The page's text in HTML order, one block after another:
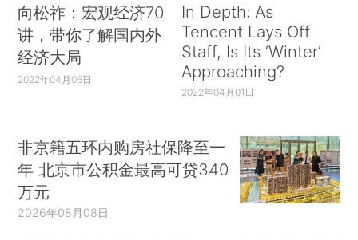
向松祚：宏观经济70
讲，带你了解国内外
经济大局
2022年04月06日
In Depth: As
Tencent Lays Off
Staff, Is Its ‘Winter’
Approaching?
2022年04月01日
非京籍五环内购房社保降至一
年 北京市公积金最高可贷340
万元
2026年08月08日